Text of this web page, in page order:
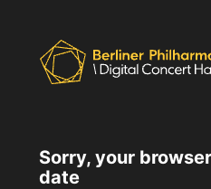
Sorry, your
date